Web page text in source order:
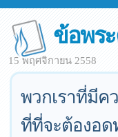
ข้อพร
15 พฤศจิกายน 2558
พวกเราที่มีค
ที่ที่จะต้องอ